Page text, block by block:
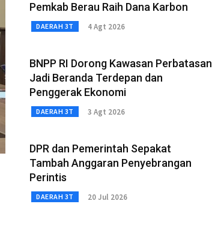
Pemkab Berau Raih Dana Karbon
DAERAH 3T 4 Agt 2026
BNPP RI Dorong Kawasan Perbatasan
Jadi Beranda Terdepan dan
Penggerak Ekonomi
DAERAH 3T 3 Agt 2026
DPR dan Pemerintah Sepakat
Tambah Anggaran Penyebrangan
Perintis
DAERAH 3T 20 Jul 2026